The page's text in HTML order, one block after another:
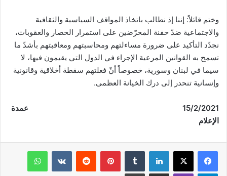
وختم قائلاً: إننا إذ نطالب باتخاذ المواقف السياسية والثقافية
والاجتماعية ضدّ حفنة المحرّضين على استمرار الحصار والعقوبات،
نجدّد التأكيد على ضرورة مساءلتهم ومحاسبتهم ومعاقبتهم بأشدّ ما
تسمح به القوانين المرعية الإجراء في الدول التي يقيمون فيها، لا
سيما في لبنان وسورية، خصوصاً أنّ فعلتهم سقطة أخلاقية وقانونية
وإنسانية تنحدر إلى درك الخيانة العظمى.
15 /2/2021 عمدة
الإعلام
فيسبوك لينكدإن بينتيريست